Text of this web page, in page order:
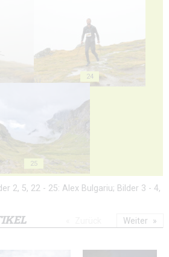
24
25
2, 5, 22 - 25: Alex Bulgariu; Bilder 3 - 4,
Weiter